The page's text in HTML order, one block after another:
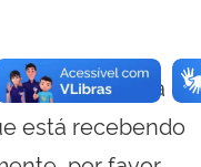
visualizar essa
está recebendo